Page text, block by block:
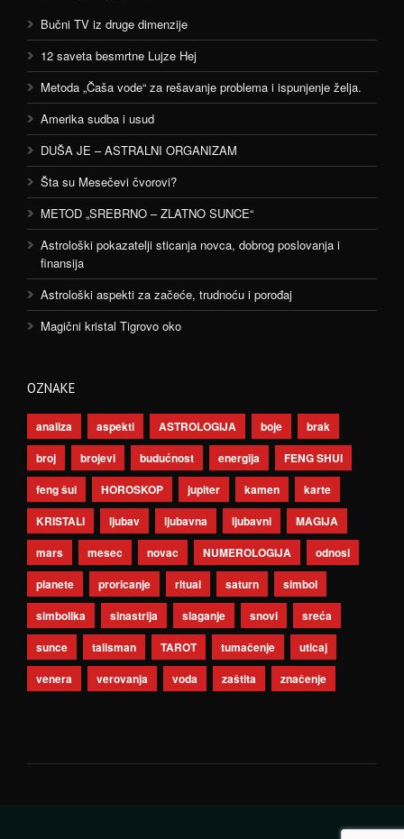
Bučni TV iz druge dimenzije
12 saveta besmrtne Lujze Hej
Metoda „Čaša vode“ za rešavanje problema i ispunjenje želja.
Amerika sudba i usud
DUŠA JE – ASTRALNI ORGANIZAM
Šta su Mesečevi čvorovi?
METOD „SREBRNO – ZLATNO SUNCE“
Astrološki pokazatelji sticanja novca, dobrog poslovanja i
finansija
Astrološki aspekti za začeće, trudnoću i porođaj
Magični kristal Tigrovo oko
OZNAKE
analiza aspekti ASTROLOGIJA boje
brak
broj
brojevi budućnost energija
FENG SHUI
feng šui
HOROSKOP jupiter kamen
karte
KRISTALI
ljubav ljubavna ljubavni
MAGIJA
mars
mesec novac NUMEROLOGIJA
odnosi
planete
proricanje ritual saturn
simbol
simbolika
sinastrija slaganje snovi
sreća
sunce
talisman TAROT tumačenje
uticaj
venera
verovanja voda zaštita značenje